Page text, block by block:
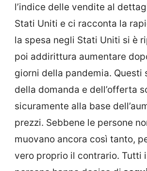
l’indice delle vendite al
Stati Uniti e ci racconta la
la spesa negli Stati Uniti si è
poi addirittura aumentare
giorni della pandemia. Questi
della domanda e dell’offerta
sicuramente alla base
prezzi. Sebbene le persone
muovano ancora così tanto,
vero proprio il contrario. Tutti